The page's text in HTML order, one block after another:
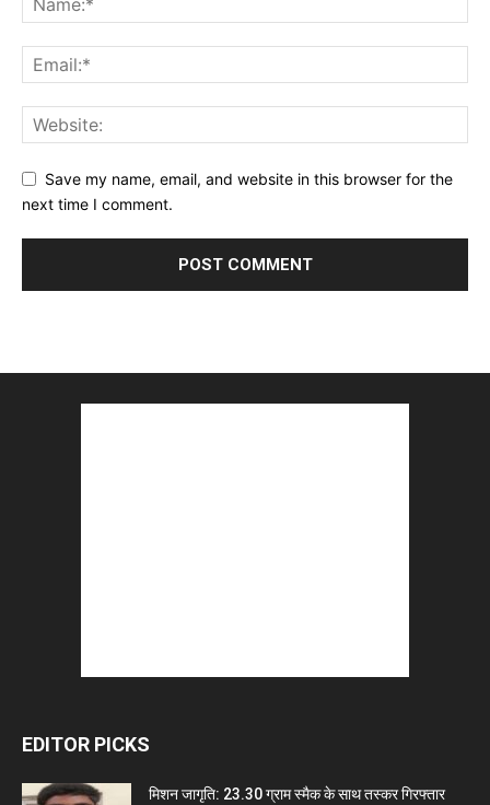
Save my name, email, and website in this browser for the
next time I comment.
EDITOR PICKS
मिशन जागृति: 23.30 ग्राम स्मैक के साथ तस्कर गिरफ्तार